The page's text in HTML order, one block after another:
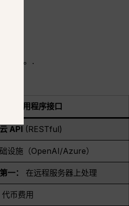
助手。.
云应用程序接口
API (RESTful)
设施（OpenAI/Azure）
一： 在远程服务器上处理
币费用